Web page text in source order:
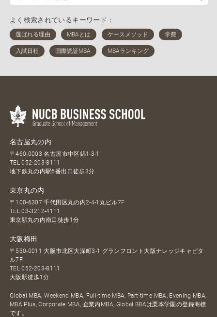
よく検索されているキーワード：
名古屋丸の内
〒460-0003 名古屋市中区錦1-3-1
TEL052-203-8111
地下鉄丸の内駅6番出口徒歩3分
東京丸の内
〒100-6307 千代田区丸の内2-4-1丸ビル7F
TEL03-3212-4111
東京駅丸の内南口徒歩1分
大阪梅田
〒530-0011 大阪市北区大深町3-1 グランフロント大阪ナレッジキャピタ
ル7F
TEL052-203-8111
大阪駅徒歩1分
Global MBA, Weekend MBA, Full-time MBA, Part-time MBA, Evening MBA,
MBA Plus, Corporate MBA, 企業内MBA, Global BBAは栗本学園の登録商標
です。